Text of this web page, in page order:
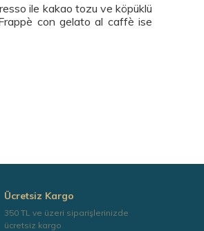
ile kakao tozu ve köpüklü
con gelato al caffè ise
Ücretsiz Kargo
350 TL ve üzeri siparişlerinizde
ücretsiz kargo